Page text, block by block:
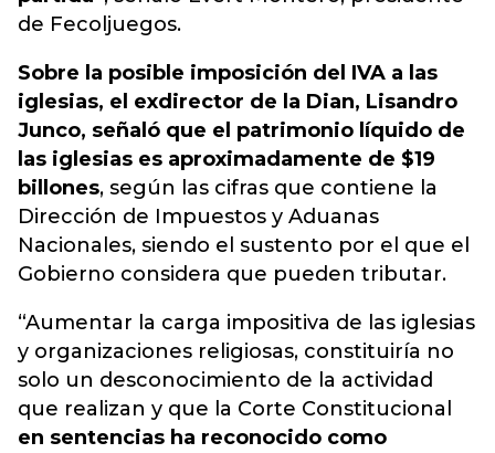
de Fecoljuegos.
Sobre la posible imposición del IVA a las
iglesias, el exdirector de la Dian, Lisandro
Junco, señaló que el patrimonio líquido de
las iglesias es aproximadamente de $19
billones, según las cifras que contiene la
Dirección de Impuestos y Aduanas
Nacionales, siendo el sustento por el que el
Gobierno considera que pueden tributar.
“Aumentar la carga impositiva de las iglesias
y organizaciones religiosas, constituiría no
solo un desconocimiento de la actividad
que realizan y que la Corte Constitucional
en sentencias ha reconocido como